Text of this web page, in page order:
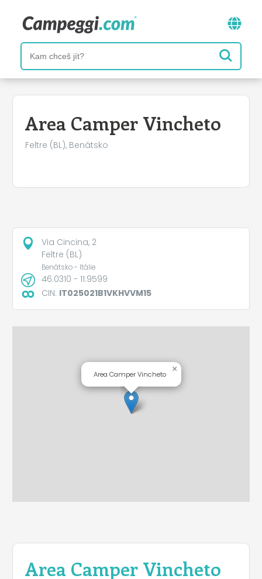
Area Camper Vincheto
Feltre (BL), Benátsko
Area Camper Vincheto
Via Cincina, 2
Feltre (BL)
Benátsko - Itálie
46.0310 - 11.9599
CIN: IT025021B1VKHVVM15
Area Camper Vincheto
×